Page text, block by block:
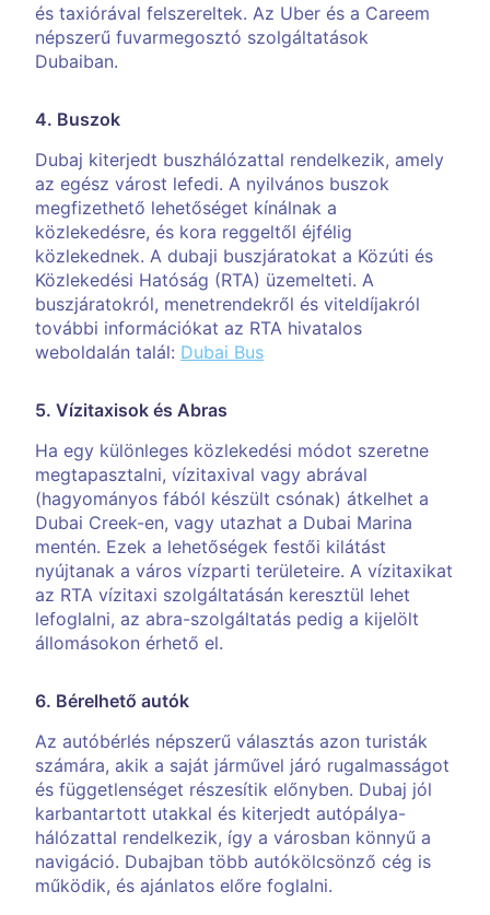
és taxiórával felszereltek. Az Uber és a Careem
népszerű fuvarmegosztó szolgáltatások
Dubaiban.
4. Buszok
Dubaj kiterjedt buszhálózattal rendelkezik, amely
az egész várost lefedi. A nyilvános buszok
megfizethető lehetőséget kínálnak a
közlekedésre, és kora reggeltől éjfélig
közlekednek. A dubaji buszjáratokat a Közúti és
Közlekedési Hatóság (RTA) üzemelteti. A
buszjáratokról, menetrendekről és viteldíjakról
további információkat az RTA hivatalos
weboldalán talál: Dubai Bus
5. Vízitaxisok és Abras
Ha egy különleges közlekedési módot szeretne
megtapasztalni, vízitaxival vagy abrával
(hagyományos fából készült csónak) átkelhet a
Dubai Creek-en, vagy utazhat a Dubai Marina
mentén. Ezek a lehetőségek festői kilátást
nyújtanak a város vízparti területeire. A vízitaxikat
az RTA vízitaxi szolgáltatásán keresztül lehet
lefoglalni, az abra-szolgáltatás pedig a kijelölt
állomásokon érhető el.
6. Bérelhető autók
Az autóbérlés népszerű választás azon turisták
számára, akik a saját járművel járó rugalmasságot
és függetlenséget részesítik előnyben. Dubaj jól
karbantartott utakkal és kiterjedt autópálya-
hálózattal rendelkezik, így a városban könnyű a
navigáció. Dubajban több autókölcsönző cég is
működik, és ajánlatos előre foglalni.